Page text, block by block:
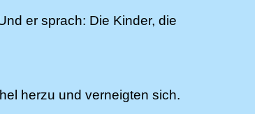
er sprach: Die Kinder, die
herzu und verneigten sich.